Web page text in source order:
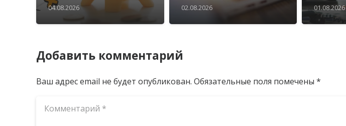
04.08.2026 02.08.2026 01.08.2026
Добавить комментарий
Ваш адрес email не будет опубликован. Обязательные поля помечены *